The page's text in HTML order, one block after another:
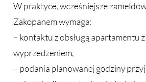
W praktyce, wcześniejsze
Zakopanem wymaga:
– kontaktu z obsługą apartamentu
wyprzedzeniem,
– podania planowanej godziny